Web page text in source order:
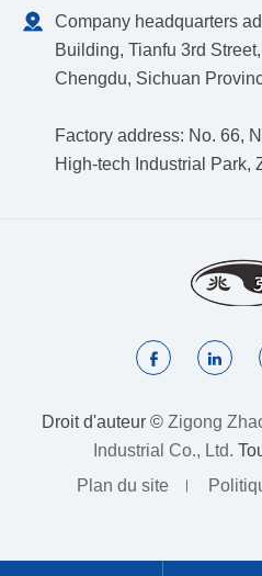

Company headquarters
Building, Tianfu 3rd
Chengdu, Sichuan
Factory address: No. 66,
High-tech Industrial Park,
 
Droit d'auteur © Zigong
Industrial Co., Ltd.
Plan du site